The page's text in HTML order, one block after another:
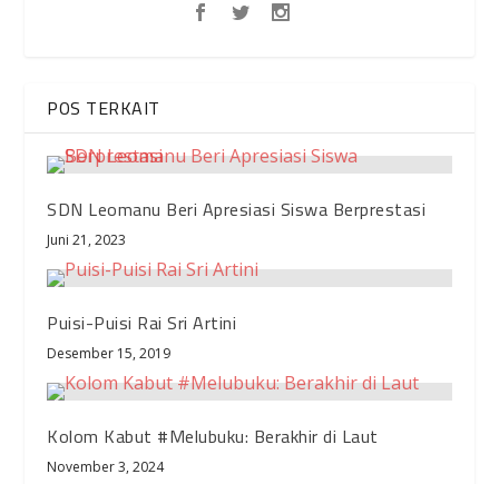
POS TERKAIT
SDN Leomanu Beri Apresiasi Siswa Berprestasi
Juni 21, 2023
Puisi-Puisi Rai Sri Artini
Desember 15, 2019
Kolom Kabut #Melubuku: Berakhir di Laut
November 3, 2024